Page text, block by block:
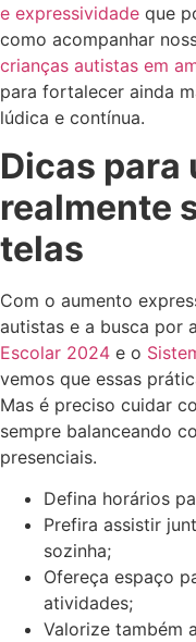
e expressividade que
como acompanhar
crianças autistas em
para fortalecer ainda
lúdica e contínua.
Dicas para
realmente
telas
Com o aumento
autistas e a busca por
Escolar 2024 e o
vemos que essas
Mas é preciso cuidar
sempre balanceando
presenciais.
Defina horários
Prefira assistir
sozinha;
Ofereça espaço
atividades;
Valorize também